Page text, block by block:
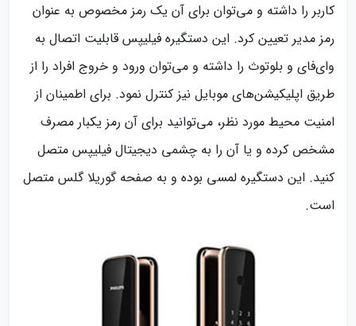
کاربر را داشته و می‌توان برای آن یک رمز مخصوص به عنوان
رمز مدیر تعیین کرد. این دستگیره فیلیپس قابلیت اتصال به
وای‌فای و بلوتوث را داشته و می‌توان ورود و خروج افراد را از
طریق اپلیکیشن‌های موبایل نیز کنترل نمود. برای اطمینان از
امنیت محیط مورد نظر، می‌توانید برای آن رمز یکبار مصرف
مشخص کرده و یا آن را به چشمی دیجیتال فیلیپس متصل
کنید. این دستگیره لمسی بوده و به صفحه گوریلا گلس متصل
است.